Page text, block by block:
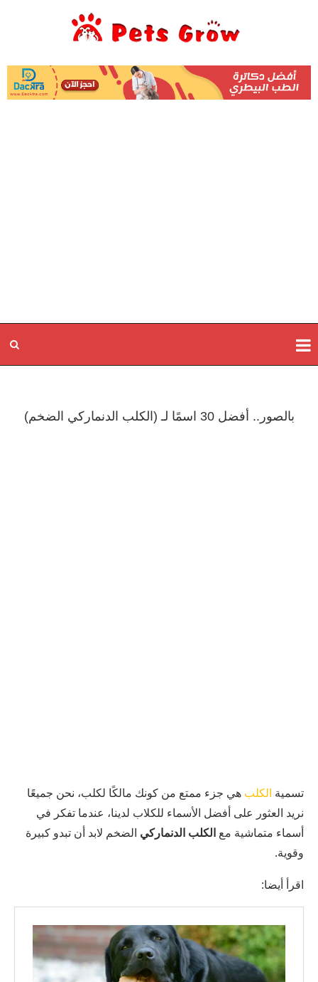
بالصور.. أفضل 30 اسمًا لـ (الكلب الدنماركي الضخم)
تسمية الكلب هي جزء ممتع من كونك مالكًا لكلب، نحن جميعًا
نريد العثور على أفضل الأسماء للكلاب لدينا، عندما تفكر في
أسماء متماشية مع الكلب الدنماركي الضخم لابد أن تبدو كبيرة
وقوية.
اقرأ أيضا: